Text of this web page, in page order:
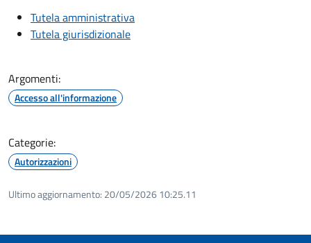
Tutela amministrativa
Tutela giurisdizionale
Argomenti:
Accesso all'informazione
Categorie:
Autorizzazioni
Ultimo aggiornamento: 20/05/2026 10:25.11